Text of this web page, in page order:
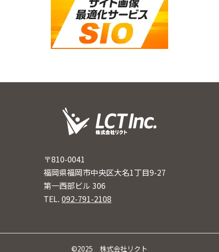
〒810-0041
福岡県福岡市中央区大名1丁目9-27
第一西部ビル 306
TEL.092-791-2108
©2025 株式会社リクト